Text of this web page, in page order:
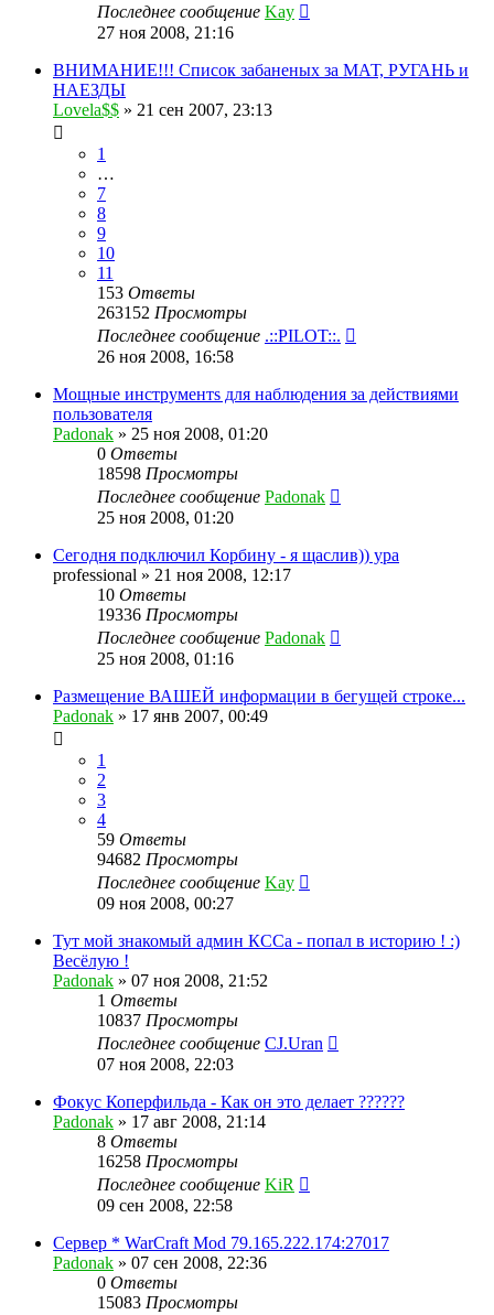
Последнее сообщение Kay
27 ноя 2008, 21:16
ВНИМАНИЕ!!! Список забаненых за МАТ, РУГАНЬ и
НАЕЗДЫ
Lovela$$ » 21 сен 2007, 23:13
1
…
7
8
9
10
11
153 Ответы
263152 Просмотры
Последнее сообщение .::PILOT::.
26 ноя 2008, 16:58
Мощныe инструментs для наблюдения за действиями
пользователя
Padonak » 25 ноя 2008, 01:20
0 Ответы
18598 Просмотры
Последнее сообщение Padonak
25 ноя 2008, 01:20
Сегодня подключил Корбину - я щаслив)) ура
professional » 21 ноя 2008, 12:17
10 Ответы
19336 Просмотры
Последнее сообщение Padonak
25 ноя 2008, 01:16
Размещение ВАШЕЙ информации в бегущей строке...
Padonak » 17 янв 2007, 00:49
1
2
3
4
59 Ответы
94682 Просмотры
Последнее сообщение Kay
09 ноя 2008, 00:27
Тут мой знакомый админ КССа - попал в историю ! :)
Весёлую !
Padonak » 07 ноя 2008, 21:52
1 Ответы
10837 Просмотры
Последнее сообщение CJ.Uran
07 ноя 2008, 22:03
Фокус Коперфильда - Как он это делает ??????
Padonak » 17 авг 2008, 21:14
8 Ответы
16258 Просмотры
Последнее сообщение KiR
09 сен 2008, 22:58
Сервер * WarCraft Mod 79.165.222.174:27017
Padonak » 07 сен 2008, 22:36
0 Ответы
15083 Просмотры